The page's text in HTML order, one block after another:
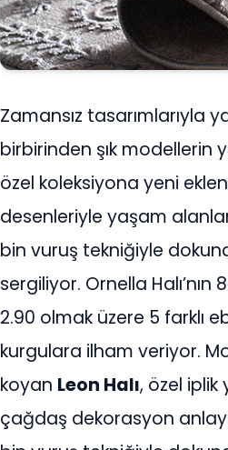
Zamansız tasarımlarıyla
birbirinden şık modellerin
özel koleksiyona yeni
desenleriyle yaşam
bin vuruş tekniğiyle
sergiliyor. Ornella Halı’nın
2.90 olmak üzere 5 farklı
kurgulara ilham veriyor.
koyan Leon Halı, özel iplik
çağdaş dekorasyon